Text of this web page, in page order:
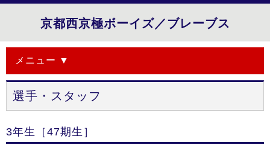
京都西京極ボーイズ／ブレーブス
メニュー ▼
選手・スタッフ
3年生［47期生］